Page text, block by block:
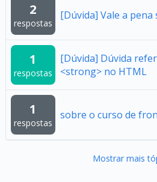
2
respostas
[Dúvida] Vale a pena
1
respostas
[Dúvida] Dúvida
<strong> no HTML
1
respostas
sobre o curso de
Mostrar mais